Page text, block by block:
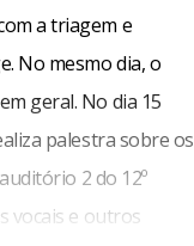
a triagem e
No mesmo dia, o
geral. No dia 15
palestra sobre os
2 do 12º
vocais e outros